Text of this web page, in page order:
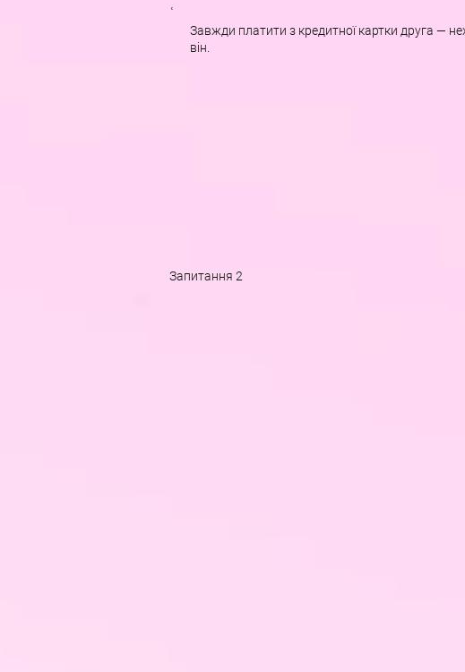
Завжди платити з кредитної картки друга —
він.
Запитання 2